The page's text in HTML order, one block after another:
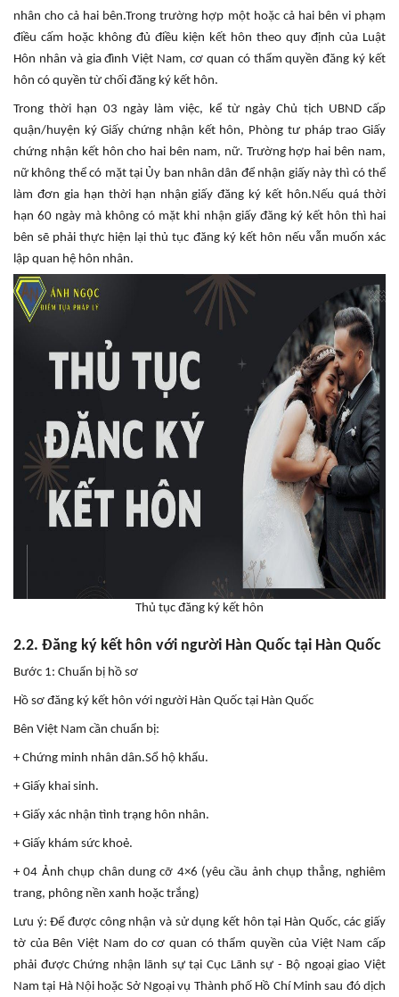
nhân cho cả hai bên.Trong trường hợp một hoặc cả hai bên vi phạm
điều cấm hoặc không đủ điều kiện kết hôn theo quy định của Luật
Hôn nhân và gia đình Việt Nam, cơ quan có thẩm quyền đăng ký kết
hôn có quyền từ chối đăng ký kết hôn.
Trong thời hạn 03 ngày làm việc, kể từ ngày Chủ tịch UBND cấp
quận/huyện ký Giấy chứng nhận kết hôn, Phòng tư pháp trao Giấy
chứng nhận kết hôn cho hai bên nam, nữ. Trường hợp hai bên nam,
nữ không thể có mặt tại Ủy ban nhân dân để nhận giấy này thì có thể
làm đơn gia hạn thời hạn nhận giấy đăng ký kết hôn.Nếu quá thời
hạn 60 ngày mà không có mặt khi nhận giấy đăng ký kết hôn thì hai
bên sẽ phải thực hiện lại thủ tục đăng ký kết hôn nếu vẫn muốn xác
lập quan hệ hôn nhân.
Thủ tục đăng ký kết hôn
2.2. Đăng ký kết hôn với người Hàn Quốc tại Hàn Quốc
Bước 1: Chuẩn bị hồ sơ
Hồ sơ đăng ký kết hôn với người Hàn Quốc tại Hàn Quốc
Bên Việt Nam cần chuẩn bị:
+ Chứng minh nhân dân.Sổ hộ khẩu.
+ Giấy khai sinh.
+ Giấy xác nhận tình trạng hôn nhân.
+ Giấy khám sức khoẻ.
+ 04 Ảnh chụp chân dung cỡ 4×6 (yêu cầu ảnh chụp thẳng, nghiêm
trang, phông nền xanh hoặc trắng)
Lưu ý: Để được công nhận và sử dụng kết hôn tại Hàn Quốc, các giấy
tờ của Bên Việt Nam do cơ quan có thẩm quyền của Việt Nam cấp
phải được Chứng nhận lãnh sự tại Cục Lãnh sự - Bộ ngoại giao Việt
Nam tại Hà Nội hoặc Sở Ngoại vụ Thành phố Hồ Chí Minh sau đó dịch